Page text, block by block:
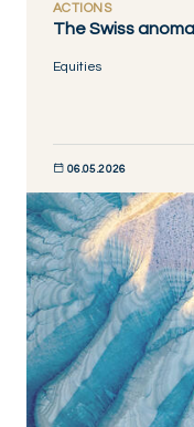
ACTIONS
The Swiss
Equities
06.05.2026
DISCOVER NOW